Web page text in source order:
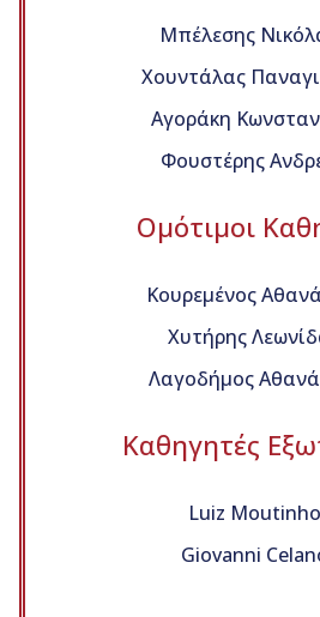
Μπέλεσης
Χουντάλας
Αγοράκη
Φουστέρης
Ομότιμοι
Κουρεμένος
Χυτήρης
Λαγοδήμος
Καθηγητές
Luiz Moutinho
Giovanni